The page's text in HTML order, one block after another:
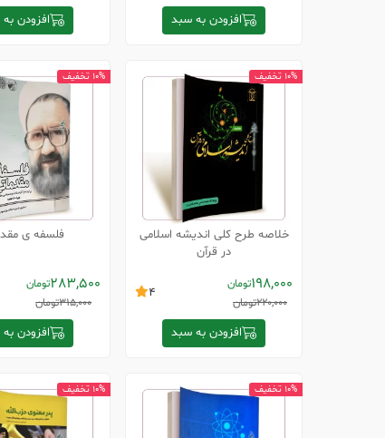
افزودن به سبد افزودن
خلاصه طرح کلی اندیشه اسلامی
در قرآن
198,000تومان
220,000تومان
4
افزودن به سبد
10% تخفیف
فلسفه ی
283,500تومان
315,000تومان
افزودن
10% تخفیف
10% تخفیف 10% تخفیف